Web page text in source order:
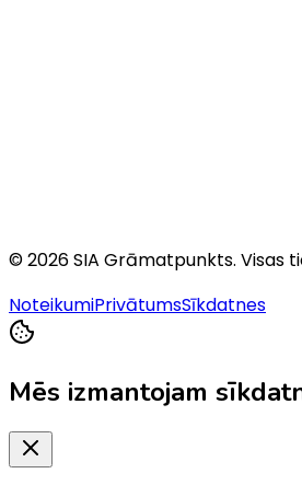
©2026SIA Grāmatpunkts. Visas
NoteikumiPrivātumsSīkdatnes
Mēs izmantojam